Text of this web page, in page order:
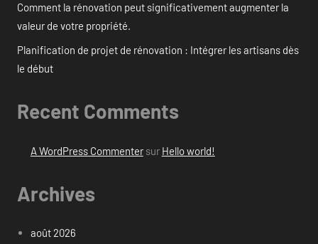
Comment la rénovation peut significativement augmenter la
valeur de votre propriété.
Planification de projet de rénovation : Intégrer les artisans dès
le début
Recent Comments
A WordPress Commentersur Hello world!
Archives
août 2026